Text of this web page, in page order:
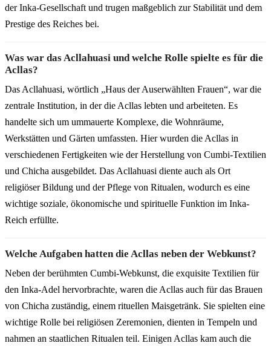
der Inka-Gesellschaft und trugen maßgeblich zur Stabilität und dem
Prestige des Reiches bei.
Was war das Acllahuasi und welche Rolle spielte es für die
Acllas?
Das Acllahuasi, wörtlich „Haus der Auserwählten Frauen“, war die
zentrale Institution, in der die Acllas lebten und arbeiteten. Es
handelte sich um ummauerte Komplexe, die Wohnräume,
Werkstätten und Gärten umfassten. Hier wurden die Acllas in
verschiedenen Fertigkeiten wie der Herstellung von Cumbi-Textilien
und Chicha ausgebildet. Das Acllahuasi diente auch als Ort
religiöser Bildung und der Pflege von Ritualen, wodurch es eine
wichtige soziale, ökonomische und spirituelle Funktion im Inka-
Reich erfüllte.
Welche Aufgaben hatten die Acllas neben der Webkunst?
Neben der berühmten Cumbi-Webkunst, die exquisite Textilien für
den Inka-Adel hervorbrachte, waren die Acllas auch für das Brauen
von Chicha zuständig, einem rituellen Maisgetränk. Sie spielten eine
wichtige Rolle bei religiösen Zeremonien, dienten in Tempeln und
nahmen an staatlichen Ritualen teil. Einigen Acllas kam auch die